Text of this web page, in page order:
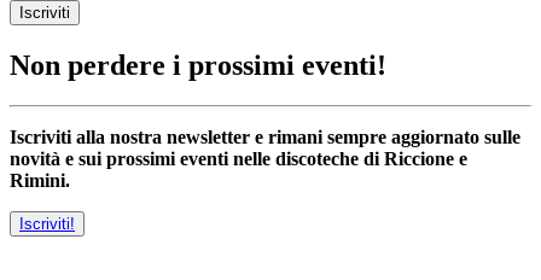
Iscriviti
Non perdere i prossimi eventi!
Iscriviti alla nostra newsletter e rimani sempre aggiornato sulle
novità e sui prossimi eventi nelle discoteche di Riccione e
Rimini.
Iscriviti!